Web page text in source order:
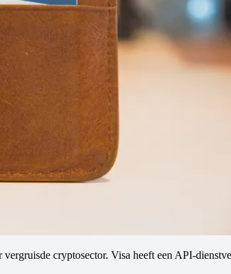
cryptosector. Visa heeft een API-